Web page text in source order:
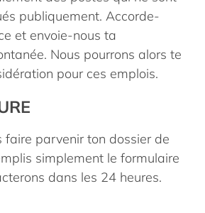
publiquement. Accorde-
et envoie-nous ta
Nous pourrons alors te
pour ces emplois.
faire parvenir ton dossier de
simplement le formulaire
dans les 24 heures.